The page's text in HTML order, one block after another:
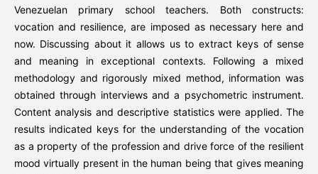
Venezuelan primary school teachers. Both constructs:
vocation and resilience, are imposed as necessary here and
now. Discussing about it allows us to extract keys of sense
and meaning in exceptional contexts. Following a mixed
methodology and rigorously mixed method, information was
obtained through interviews and a psychometric instrument.
Content analysis and descriptive statistics were applied. The
results indicated keys for the understanding of the vocation
as a property of the profession and drive force of the resilient
mood virtually present in the human being that gives meaning